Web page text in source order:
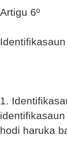
Artigu 6º
1.
identifikasaun
hodi haruka